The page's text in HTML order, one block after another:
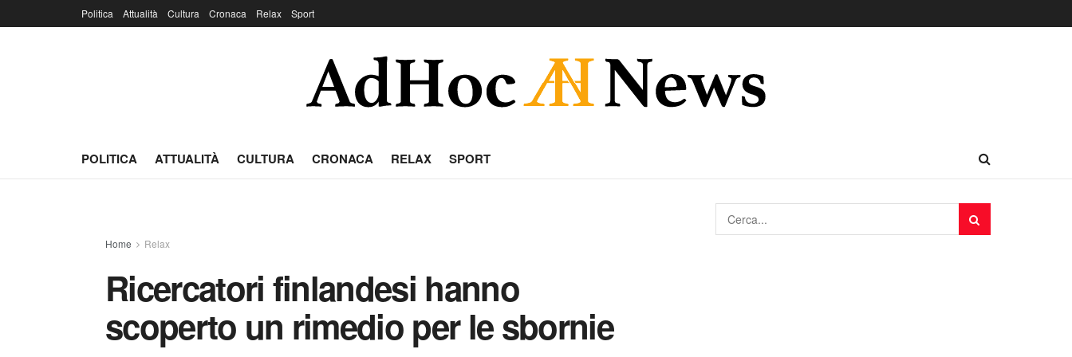
Politica Attualità Cultura Cronaca Relax Sport
POLITICA ATTUALITÀ CULTURA CRONACA RELAX SPORT
Home Relax
Ricercatori finlandesi hanno
scoperto un rimedio per le sbornie